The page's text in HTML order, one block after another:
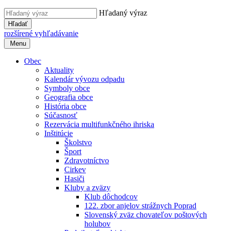
Hľadaný výraz
Hľadať
rozšírené vyhľadávanie
Menu
Obec
Aktuality
Kalendár vývozu odpadu
Symboly obce
Geografia obce
História obce
Súčasnosť
Rezervácia multifunkčného ihriska
Inštitúcie
Školstvo
Šport
Zdravotníctvo
Cirkev
Hasiči
Kluby a zväzy
Klub dôchodcov
122. zbor anjelov strážnych Poprad
Slovenský zväz chovateľov poštových
holubov